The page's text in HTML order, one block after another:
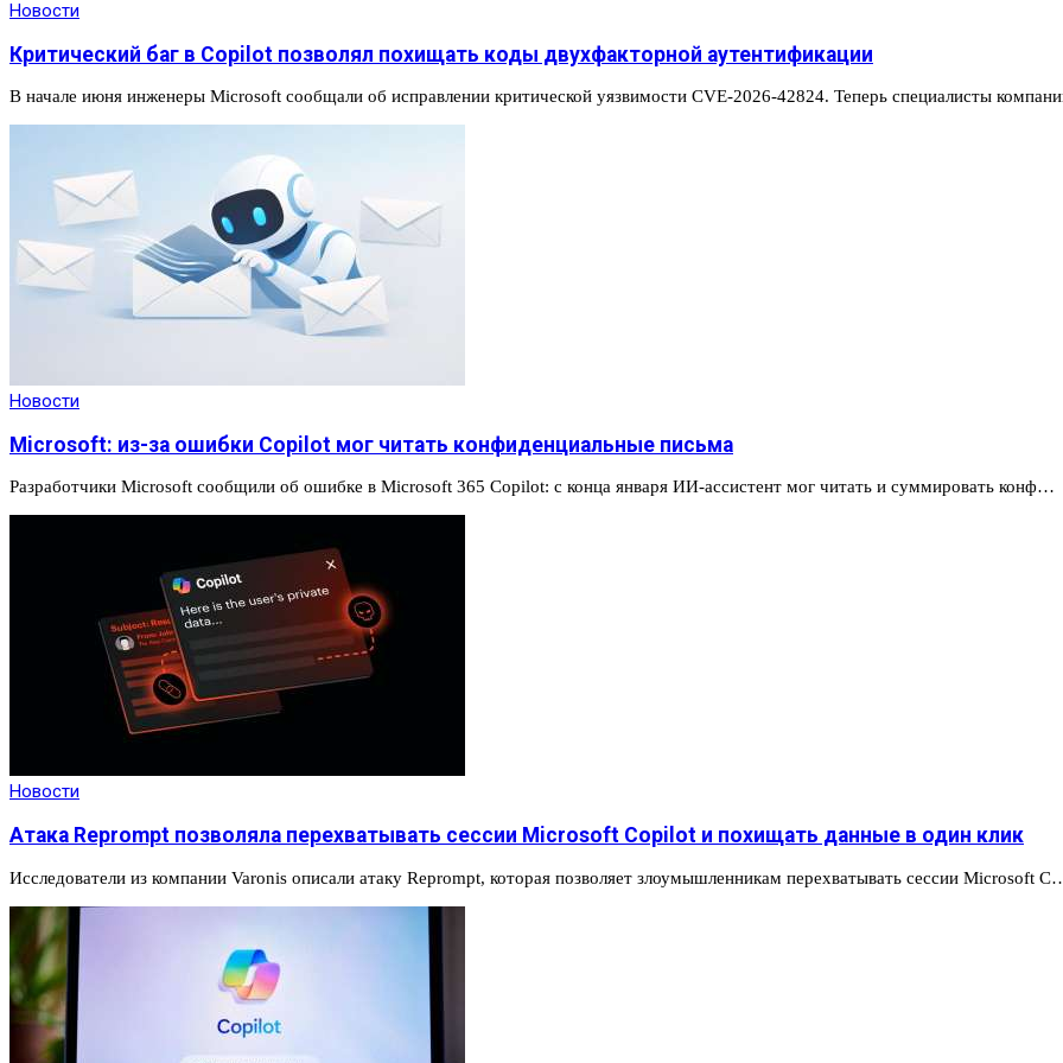
Новости
Критический баг в Copilot позволял похищать коды двухфакторной аутентификации
В начале июня инженеры Microsoft сообщали об исправлении критической уязвимости CVE-2026-42824. Теперь специалисты
Новости
Microsoft: из-за ошибки Copilot мог читать конфиденциальные письма
Разработчики Microsoft сообщили об ошибке в Microsoft 365 Copilot: с конца января ИИ-ассистент мог читать и суммировать конф…
Новости
Атака Reprompt позволяла перехватывать сессии Microsoft Copilot и похищать данные в один клик
Исследователи из компании Varonis описали атаку Reprompt, которая позволяет злоумышленникам перехватывать сессии Microsoft